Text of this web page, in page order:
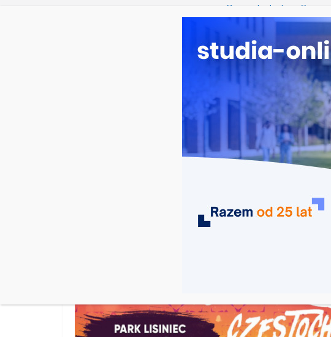
Dodatkowa rekrutacja na
Długosza w Częstochowie
Biotechnologia –
Zarządzanie w turystyce
Turystyka – Uniwersytet
UCZELNIE KIERUNKI RODZAJE